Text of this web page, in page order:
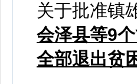
关于批准镇
会泽县等9
全部退出贫